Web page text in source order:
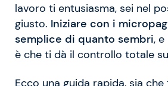
lavoro ti entusiasma, sei nel
giusto. Iniziare con i
semplice di quanto sembri,
è che ti dà il controllo totale
Ecco una guida rapida, sia